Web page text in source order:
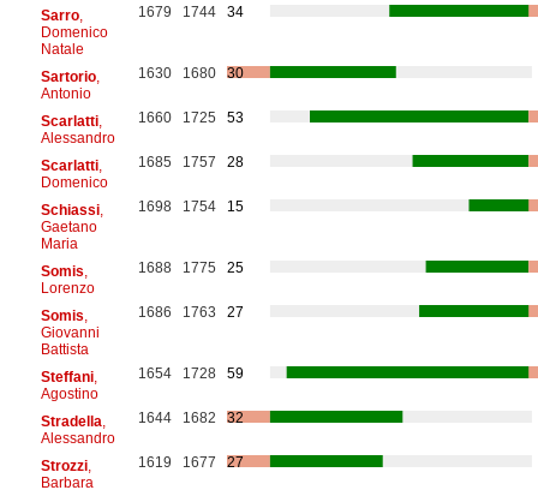
Sarro,
Domenico
Natale
1679 1744 34
Sartorio,
Antonio
1630 1680 30
Scarlatti,
Alessandro
1660 1725 53
Scarlatti,
Domenico
1685 1757 28
Schiassi,
Gaetano
Maria
1698 1754 15
Somis
Lorenzo
1688 1775 25
Somis
Giovanni
Battista
1686 1763 27
Steffani,
Agostino
1654 1728 59
Stradella
Alessandro
1644 1682 32
Strozzi,
Barbara
1619 1677 27